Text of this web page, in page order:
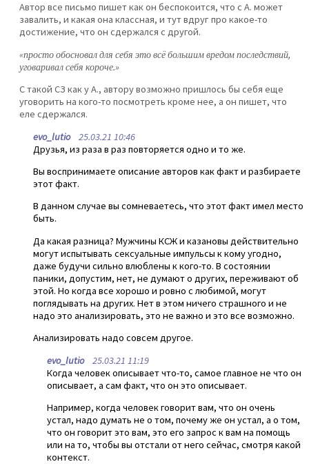
Автор все письмо пишет как он беспокоится, что с А. может
завалить, и какая она классная, и тут вдруг про какое-то
достижение, что он сдержался с другой.
«просто обосновал для себя это всё большим вредом последствий,
уговаривал себя короче.»
С такой СЗ как у А., автору возможно пришлось бы себя еще
уговорить на кого-то посмотреть кроме нее, а он пишет, что
еле сдержался.
evo_lutio25.03.21 10:46
Друзья, из раза в раз повторяется одно и то же.
Вы воспринимаете описание авторов как факт и разбираете
этот факт.
В данном случае вы сомневаетесь, что этот факт имел место
быть.
Да какая разница? Мужчины КСЖ и казановы действительно
могут испытывать сексуальные импульсы к кому угодно,
даже будучи сильно влюблены к кого-то. В состоянии
паники, допустим, нет, не думают о других, переживают об
этой. Но когда все хорошо и ровно с любимой, могут
поглядывать на других. Нет в этом ничего страшного и не
надо это анализировать, это не важно и это все возможно.
Анализировать надо совсем другое.
evo_lutio25.03.21 11:19
Когда человек описывает что-то, самое главное не что он
описывает, а сам факт, что он это описывает.
Например, когда человек говорит вам, что он очень
устал, надо думать не о том, почему же он устал, а о том,
что он говорит это вам, это его запрос к вам на помощь
или на то, чтобы вы отстали от него сейчас, смотря какой
контекст.